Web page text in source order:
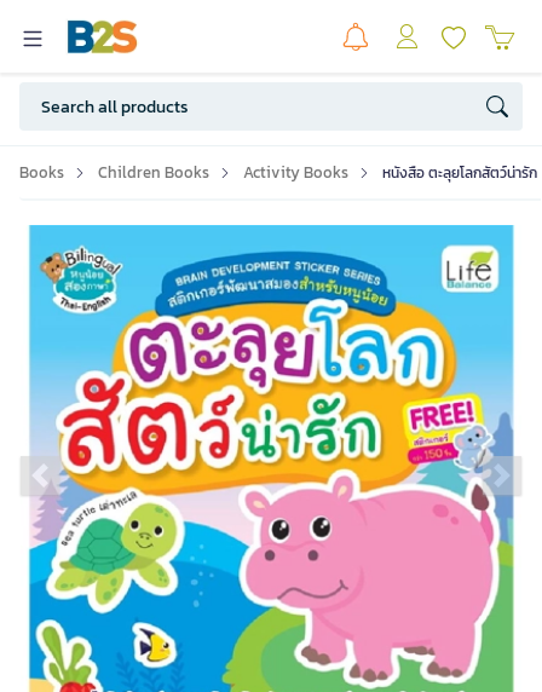
Books Children Books Activity Books หนังสือ ตะลุยโลกสัตว์น่ารั
Previous slide